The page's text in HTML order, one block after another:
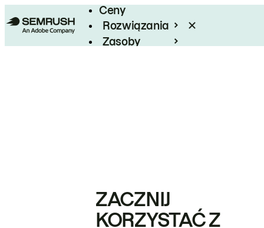
Ceny
Rozwiązania
Zasoby
ZACZNIJ
KORZYSTAĆ Z